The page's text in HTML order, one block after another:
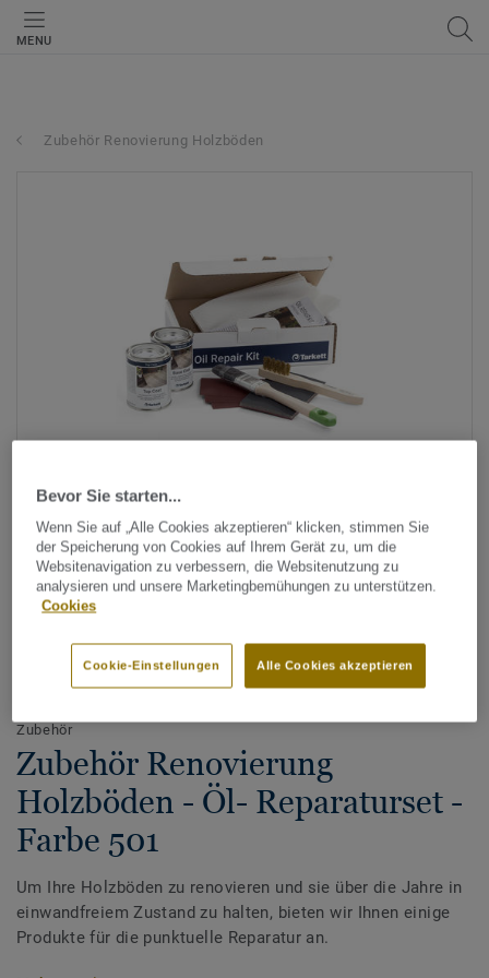
MENU
Zubehör Renovierung Holzböden
Alle Designs anzeigen (21)
Zubehör
Zubehör Renovierung
Holzböden - Öl- Reparaturset -
Farbe 501
Um Ihre Holzböden zu renovieren und sie über die Jahre in
einwandfreiem Zustand zu halten, bieten wir Ihnen einige
Produkte für die punktuelle Reparatur an.
Bevor Sie starten...
Wenn Sie auf „Alle Cookies akzeptieren“ klicken, stimmen Sie
der Speicherung von Cookies auf Ihrem Gerät zu, um die
Websitenavigation zu verbessern, die Websitenutzung zu
analysieren und unsere Marketingbemühungen zu unterstützen.
Cookies
Alle Cookies akzeptieren
Cookie-Einstellungen